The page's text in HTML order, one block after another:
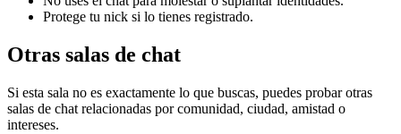
Protege tu nick si lo tienes registrado.
Otras salas de chat
Si esta sala no es exactamente lo que buscas, puedes probar otras
salas de chat relacionadas por comunidad, ciudad, amistad o
intereses.